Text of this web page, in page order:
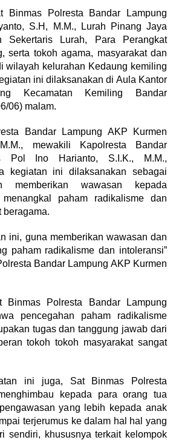
Binmas Polresta Bandar Lampung
S.H, M.M., Lurah Pinang Jaya
Lurah, Para Perangkat
serta tokoh agama, masyarakat dan
wilayah kelurahan Kedaung kemiling
ini dilaksanakan di Aula Kantor
Kecamatan Kemiling Bandar
06) malam.
Bandar Lampung AKP Kurmen
mewakili Kapolresta Bandar
Pol Ino Harianto, S.I.K., M.M.,
kegiatan ini dilaksanakan sebagai
wawasan kepada
paham radikalisme dan
beragama.
ini, guna memberikan wawasan dan
paham radikalisme dan intoleransi”
Bandar Lampung AKP Kurmen
Binmas Polresta Bandar Lampung
pencegahan paham radikalisme
tugas dan tanggung jawab dari
tokoh tokoh masyarakat sangat
ini juga, Sat Binmas Polresta
kepada para orang tua
yang lebih kepada anak
terjerumus ke dalam hal hal yang
sendiri, khususnya terkait kelompok